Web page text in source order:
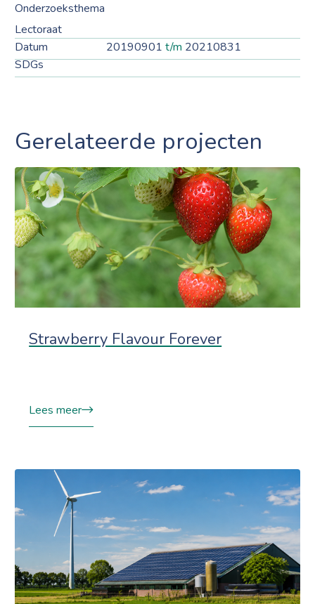
Onderzoeksthema
Lectoraat
Datum
20190901 t/m 20210831
SDGs
Gerelateerde projecten
Strawberry Flavour Forever
Lees meer